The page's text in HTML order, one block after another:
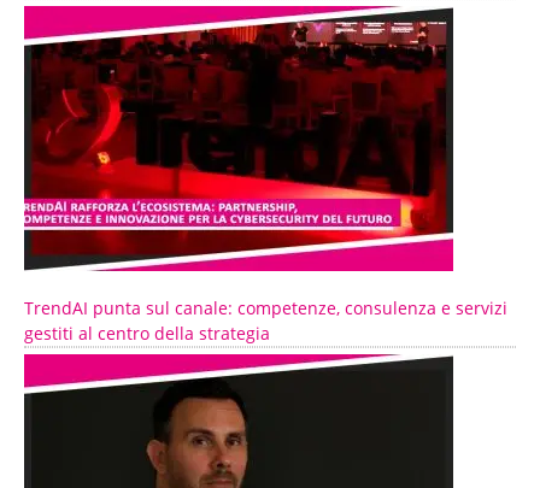
TrendAI punta sul canale: competenze, consulenza e servizi
gestiti al centro della strategia